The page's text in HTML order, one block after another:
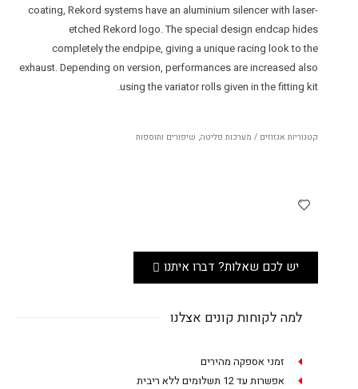
coating, Rekord systems have an aluminium silencer with laser-
etched Rekord logo. The special design endcap hides
completely the endpipe, giving a unique racing look to the
exhaust. Depending on version, performances are increased also
using the variator rolls given in the fitting kit.
קטגוריות אגזוזים / מערכות פליטה, שיפורים ותוספות
יש לכם שאלות? דברו איתנו
למה לקוחות קונים אצלנו
זמני אספקה מהירים
אפשרות עד 12 תשלומים ללא ריבית